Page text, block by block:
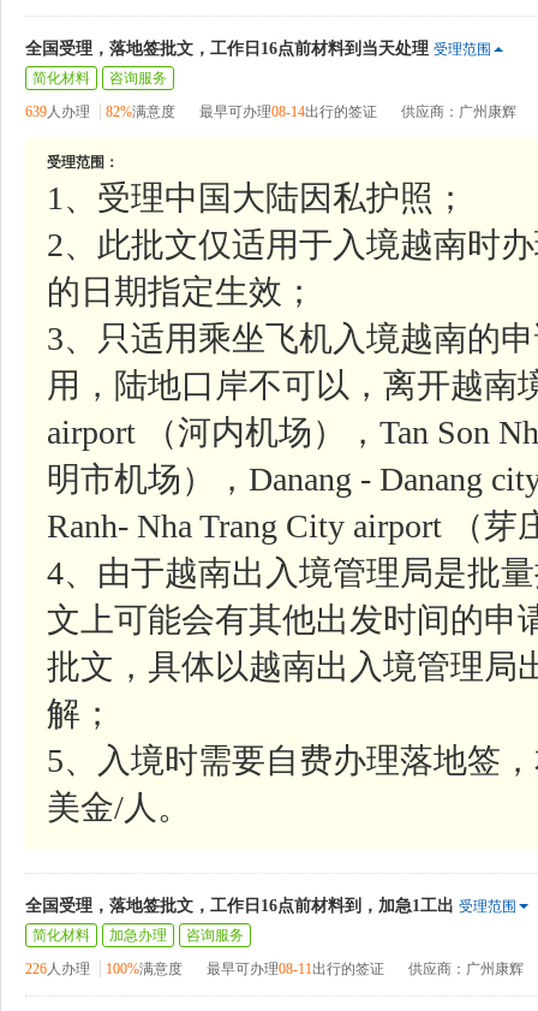
全国受理，落地签批文，工作日16点前材料到当天处理 受理范围
简化材料
咨询服务
639人办理 82%满意度 最早可办理08-14出行的签证 供应商：广州康辉
受理范围：
1、受理中国大陆因私护照；
2、此批文仅适用于入境越南时
的日期指定生效；
3、只适用乘坐飞机入境越南的
用，陆地口岸不可以，离开越南
airport （河内机场），Tan Son
明市机场），Danang - Danang
Ranh- Nha Trang City airport （芽
4、由于越南出入境管理局是批
文上可能会有其他出发时间的申
批文，具体以越南出入境管理局
解；
5、入境时需要自费办理落地签
美金/人。
全国受理，落地签批文，工作日16点前材料到，加急1工出 受理范围
简化材料
加急办理
咨询服务
226人办理 100%满意度 最早可办理08-11出行的签证 供应商：广州康辉